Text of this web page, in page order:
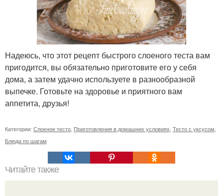
Надеюсь, что этот рецепт быстрого слоеного теста вам
пригодится, вы обязательно приготовите его у себя
дома, а затем удачно используете в разнообразной
выпечке. Готовьте на здоровье и приятного вам
аппетита, друзья!
Категории: Слоеное тесто, Приготовления в домашних условиях, Тесто с уксусом,
Блюда по шагам
Читайте также